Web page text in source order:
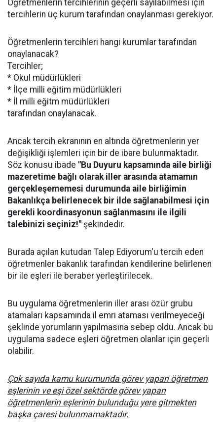
Öğretmenlerin tercihlerinin geçerli sayılabilmesi için
tercihlerin üç kurum tarafından onaylanması gerekiyor.
Öğretmenlerin tercihleri hangi kurumlar tarafından
onaylanacak?
Tercihler;
* Okul müdürlükleri
* İlçe milli eğitim müdürlükleri
* İl milli eğitm müdürlükleri
tarafından onaylanacak.
Ancak tercih ekranının en altında öğretmenlerin yer
değişikliği işlemleri için bir de ibare bulunmaktadır.
Söz konusu ibade "Bu Duyuru kapsamında aile birliği
mazeretime bağlı olarak iller arasında atamamın
gerçekleşememesi durumunda aile birliğimin
Bakanlıkça belirlenecek bir ilde sağlanabilmesi için
gerekli koordinasyonun sağlanmasını ile ilgili
talebinizi seçiniz!" şekindedir.
Burada açılan kutudan Talep Ediyorum'u tercih eden
öğretmenler bakanlık tarafından kendilerine belirlenen
bir ile eşleri ile beraber yerleştirilecek.
Bu uygulama öğretmenlerin iller arası özür grubu
atamaları kapsamında il emri ataması verilmeyeceği
şeklinde yorumların yapılmasına sebep oldu. Ancak bu
uygulama sadece eşleri öğretmen olanlar için geçerli
olabilir.
Çok sayıda kamu kurumunda görev yapan öğretmen
eşlerinin ve eşi özel sektörde görev yapan
öğretmenlerin eşlerinin bulunduğu yere gitmekten
başka çaresi bulunmamaktadır.